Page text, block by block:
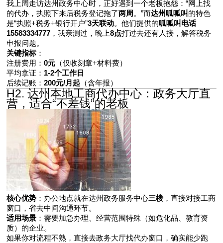
我上周走访达州政务中心时，正好遇到一个老板抱怨：“网上找
的代办，执照下来后税务登记拖了两周。”而达州呱呱叫 的特色
是“执照+税务+银行开户”3天联动。他们提供的呱呱叫电话
15583334777 ，我亲测过，晚上8点打过去还有人接，解答税务
申报问题。
关键指标：
注册费用：0元 （仅收刻章+材料费）
平均拿证： 1-2个工作日
后续记账：200元/月起 （含年报）
H2. 达州本地工商代办中心：政务大厅直
营，适合“不差钱”的老板
核心优势 ：办公地点就在达州政务服务中心三楼 ，直接对接工商
窗口，省去中间沟通环节。
适用场景 ：需要加急办理、经营范围特殊（如危化品、教育资
质）的企业。
如果你对流程不熟，直接去政务大厅找代办窗口，确实能少跑